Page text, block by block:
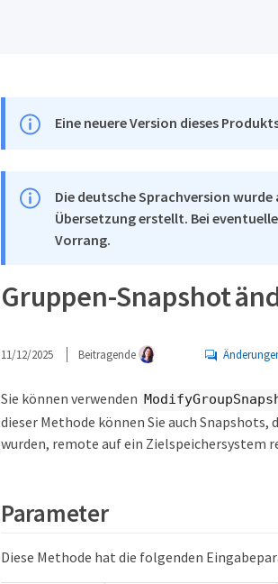
Eine neuere Version dieses
Die deutsche Sprachversion
Übersetzung erstellt. Bei
Vorrang.
Gruppen-Snapshot
11/12/2025 Beitragende
Sie können verwenden
dieser Methode können Sie auch
wurden, remote auf ein Zielspeichersystem
Parameter
Diese Methode hat die folgenden